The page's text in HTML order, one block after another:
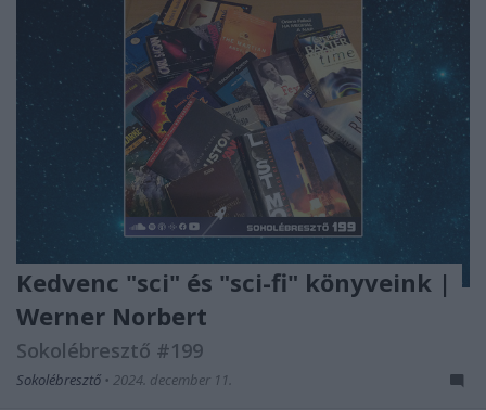
Kedvenc "sci" és "sci-fi" könyveink |
Werner Norbert
Sokolébresztő #199
Sokolébresztő • 2024. december 11.